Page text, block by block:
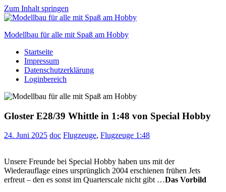
Zum Inhalt springen
Modellbau für alle mit Spaß am Hobby
Scale
modelling
to
Startseite
Impressum
Datenschutzerklärung
Loginbereich
Gloster E28/39 Whittle in 1:48 von Special Hobby
24. Juni 2025 doc Flugzeuge, Flugzeuge 1:48
Unsere Freunde bei Special Hobby haben uns mit der
Wiederauflage eines ursprünglich 2004 erschienen frühen Jets
erfreut – den es sonst im Quarterscale nicht gibt …Das Vorbild